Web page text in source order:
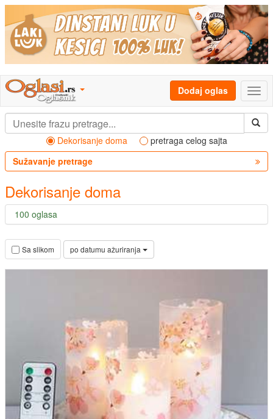
Dodaj oglas
Dekorisanje doma
pretraga celog sajta
Sužavanje pretrage
Dekorisanje doma
100 oglasa
Sa slikom po datumu ažuriranja